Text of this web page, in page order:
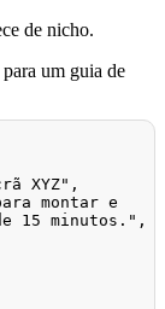
de nicho.
um guia de
XYZ" ,
montar e
15 minutos." ,